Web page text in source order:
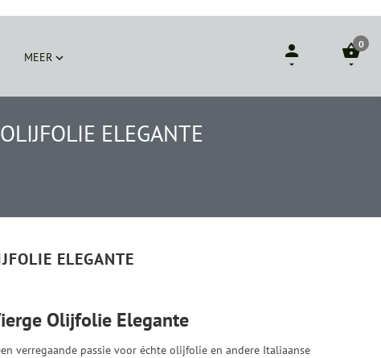
MEER  



0
ELEGANTE
ELEGANTE
Olijfolie Elegante
verregaande passie voor échte olijfolie en andere Italiaanse